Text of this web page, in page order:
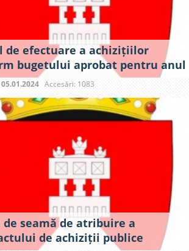
de efectuare a achizițiilor
bugetului aprobat pentru anul
05.01.2024 Accesări: 1083
de seamă de atribuire a
de achiziții publice